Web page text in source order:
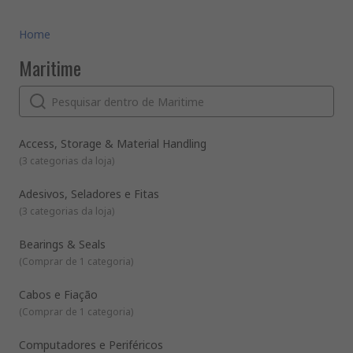
Home
Maritime
Access, Storage & Material Handling
(3 categorias da loja)
Adesivos, Seladores e Fitas
(3 categorias da loja)
Bearings & Seals
(Comprar de 1 categoria)
Cabos e Fiação
(Comprar de 1 categoria)
Computadores e Periféricos